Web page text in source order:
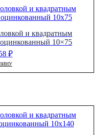
и квадратным
10×75
₽